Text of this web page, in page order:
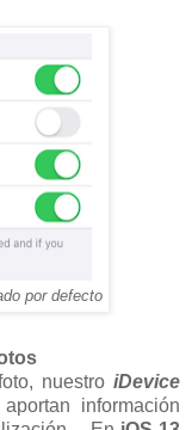
por defecto
nuestro iDevice
información